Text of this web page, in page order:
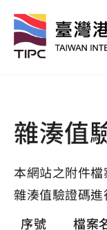
雜湊值
本網站之附件
雜湊值驗證碼
序號
檔案